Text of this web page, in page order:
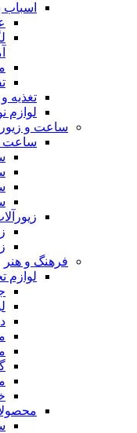
اسباب
تغذیه
لوازم
ساعت و
ساعت
فرهنگ و هنر
لوازم